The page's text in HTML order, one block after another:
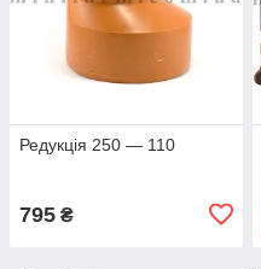
Редукція 250 — 110
795 ₴